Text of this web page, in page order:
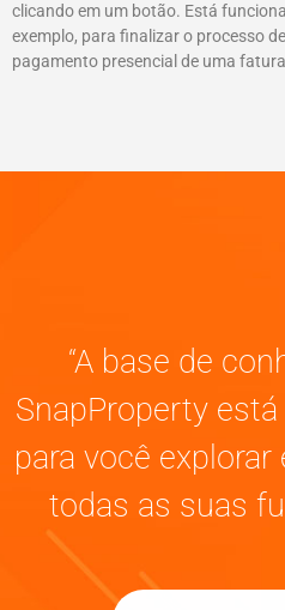
clicando em um botão. Está
exemplo, para finalizar o processo
pagamento presencial de uma
“A base de
SnapProperty
para você
todas as suas